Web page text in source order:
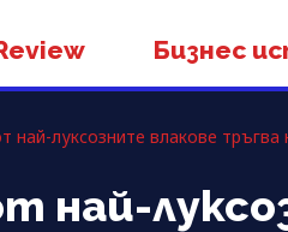
Бизнес
най-луксозните влакове тръгва
най-